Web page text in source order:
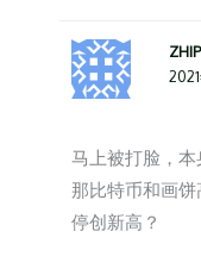
马上被打脸，本
那比特币和画
停创新高？